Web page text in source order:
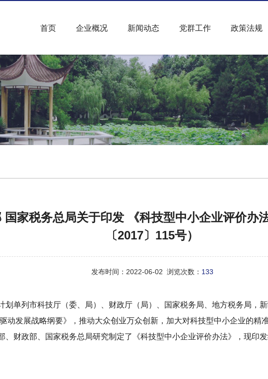
首页 企业概况 新闻动态 党群工作 政策法规
国家税务总局关于印发 《科技型中小企业评价办
〔2017〕115号）
发布时间：2022-06-02 浏览次数： 133
划单列市科技厅（委、局）、财政厅（局）、国家税务局、地方税务局，
发展战略纲要》，推动大众创业万众创新，加大对科技型中小企业的精
、财政部、国家税务总局研究制定了《科技型中小企业评价办法》，现印